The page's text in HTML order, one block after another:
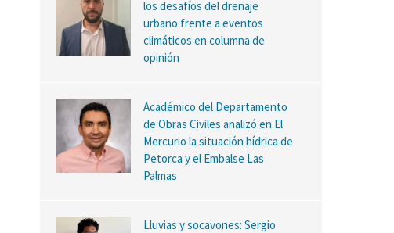
los desafíos del drenaje
urbano frente a eventos
climáticos en columna de
opinión
Académico del Departamento
de Obras Civiles analizó en El
Mercurio la situación hídrica de
Petorca y el Embalse Las
Palmas
Lluvias y socavones: Sergio